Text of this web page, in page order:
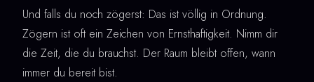
Und falls du noch zögerst: Das ist völlig in Ordnung.
Zögern ist oft ein Zeichen von Ernsthaftigkeit. Nimm dir
die Zeit, die du brauchst. Der Raum bleibt offen, wann
immer du bereit bist.